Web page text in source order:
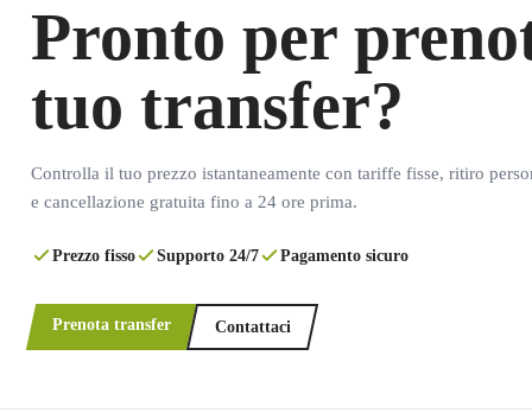
Pronto per
tuo transfer?
Controlla il tuo prezzo istantaneamente con tariffe fisse, ritiro
e cancellazione gratuita fino a 24 ore prima.
Prezzo fisso Supporto 24/7 Pagamento sicuro
Prenota transfer Contattaci